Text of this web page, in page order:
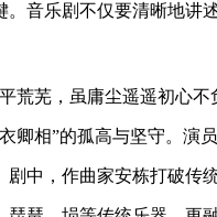
。音乐剧不仅要清晰地讲
荒芜，虽庸尘遥遥初心
卿相”的孤高与坚守。演
剧中，作曲家安栋打破传